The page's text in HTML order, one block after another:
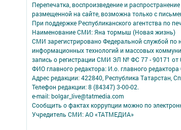
Перепечатка, воспроизведение и
размещенной на сайте, возможна только с
При поддержке Республиканского агентства по
Наименование СМИ: Яна тормыш (Новая жизнь)
СМИ зарегистрировано Федеральной службой по
информационных технологий и массовых
запись о регистрации СМИ ЭЛ № ФС 77 - 90171 от
ФИО главного редактора: И.о. главного
Адрес редакции: 422840, Республика Татарстан,
Телефон редакции: 8 (84347) 3-00-02.
e-mail: bolgar_live@tatmedia.com
Сообщить о фактах коррупции можно по
Учредитель СМИ: АО «ТАТМЕДИА»